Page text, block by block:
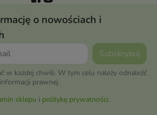
o nowościach i
w każdej chwili. W tym celu należy odnaleźć
prawnej.
sklepu i politykę prywatności.